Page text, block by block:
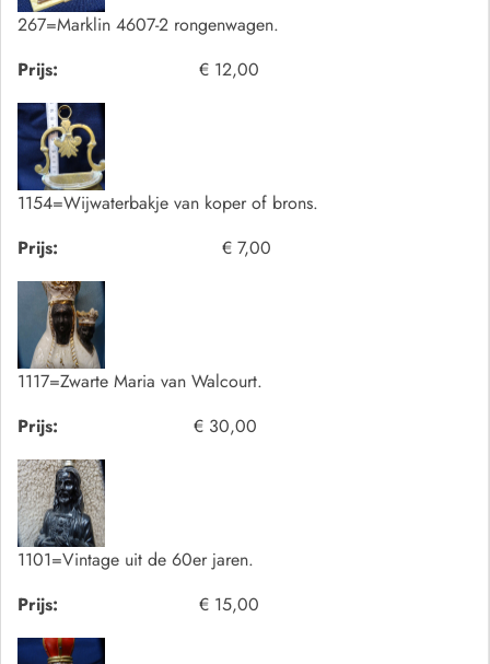
267=Marklin 4607-2 rongenwagen.
Prijs:
€ 12,00
1154=Wijwaterbakje van koper of brons.
Prijs:
€ 7,00
1117=Zwarte Maria van Walcourt.
Prijs:
€ 30,00
1101=Vintage uit de 60er jaren.
Prijs:
€ 15,00